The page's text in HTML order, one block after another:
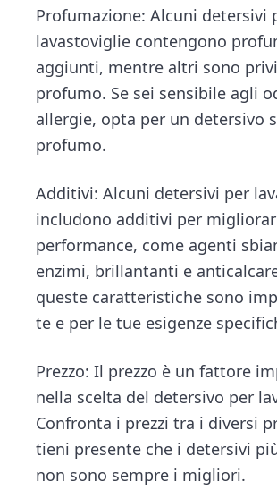
Profumazione: Alcuni detersivi
lavastoviglie contengono
aggiunti, mentre altri sono
profumo. Se sei sensibile agli
allergie, opta per un detersivo
profumo.
Additivi: Alcuni detersivi per
includono additivi per
performance, come agenti
enzimi, brillantanti e
queste caratteristiche sono
te e per le tue esigenze
Prezzo: Il prezzo è un fattore
nella scelta del detersivo per
Confronta i prezzi tra i diversi
tieni presente che i detersivi
non sono sempre i migliori.